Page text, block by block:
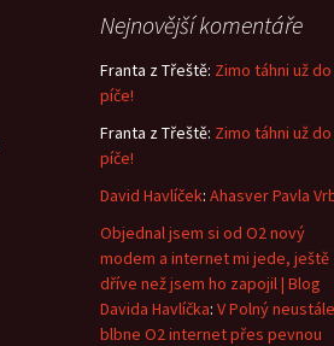
Nejnovější komentáře
Franta z Třeště: Zimo táhni už do
píče!
Franta z Třeště: Zimo táhni už do
píče!
David Havlíček: Ahasver Pavla
Objednal jsem si od O2 nový
modem a internet mi jede, ještě
dříve než jsem ho zapojil | Blog
Davida Havlíčka: V Polný neustále
blbne O2 internet přes pevnou